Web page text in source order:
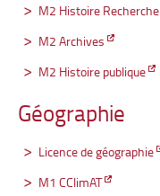
M2 Histoire Recherche
M2 Archives
M2 Histoire publique
Géographie
Licence de géographie
M1 CClimAT